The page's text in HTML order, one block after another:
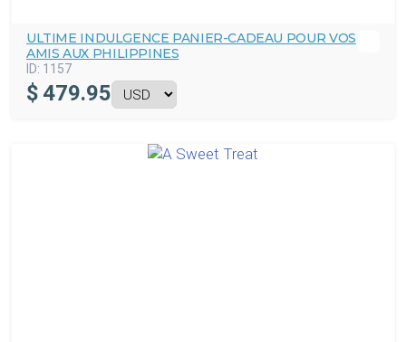
ULTIME INDULGENCE PANIER-CADEAU POUR VOS
AMIS AUX PHILIPPINES
ID: 1157
$ 479.95